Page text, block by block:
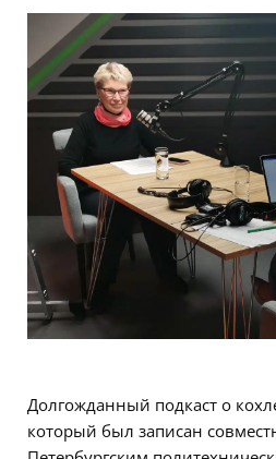
Долгожданный подкаст о
который был записан